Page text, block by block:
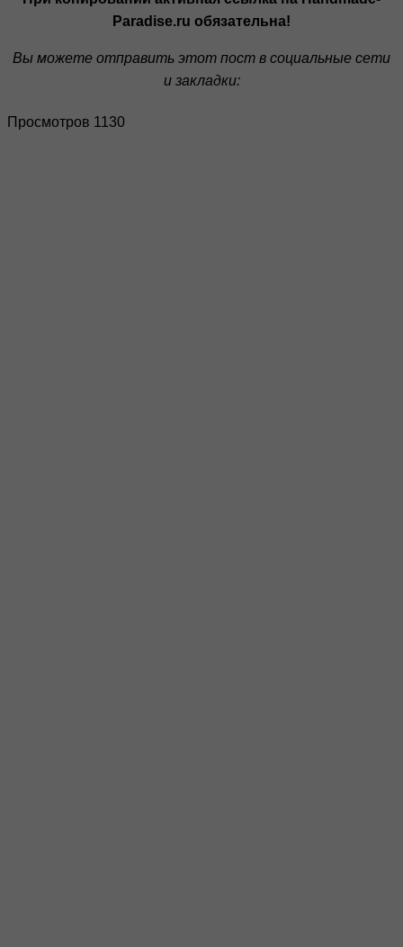
Paradise.ru обязательна!
Вы можете отправить этот пост в социальные сети
и закладки:
Просмотров 1130